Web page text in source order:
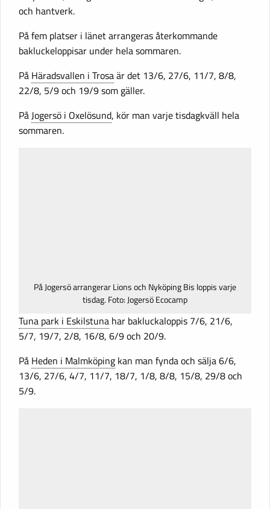
och hantverk.
På fem platser i länet arrangeras återkommande
bakluckeloppisar under hela sommaren.
På Häradsvallen i Trosaär det 13/6, 27/6, 11/7, 8/8,
22/8, 5/9 och 19/9 som gäller.
PåJogersö i Oxelösund, kör man varje tisdagkväll hela
sommaren.
På Jogersö arrangerar Lions och Nyköping Bis loppis varje
tisdag. Foto: Jogersö Ecocamp
Tuna park i Eskilstuna har bakluckaloppis 7/6, 21/6,
5/7, 19/7, 2/8, 16/8, 6/9 och 20/9.
På Heden i Malmköping kan man fynda och sälja 6/6,
13/6, 27/6, 4/7, 11/7, 18/7, 1/8, 8/8, 15/8, 29/8 och
5/9.